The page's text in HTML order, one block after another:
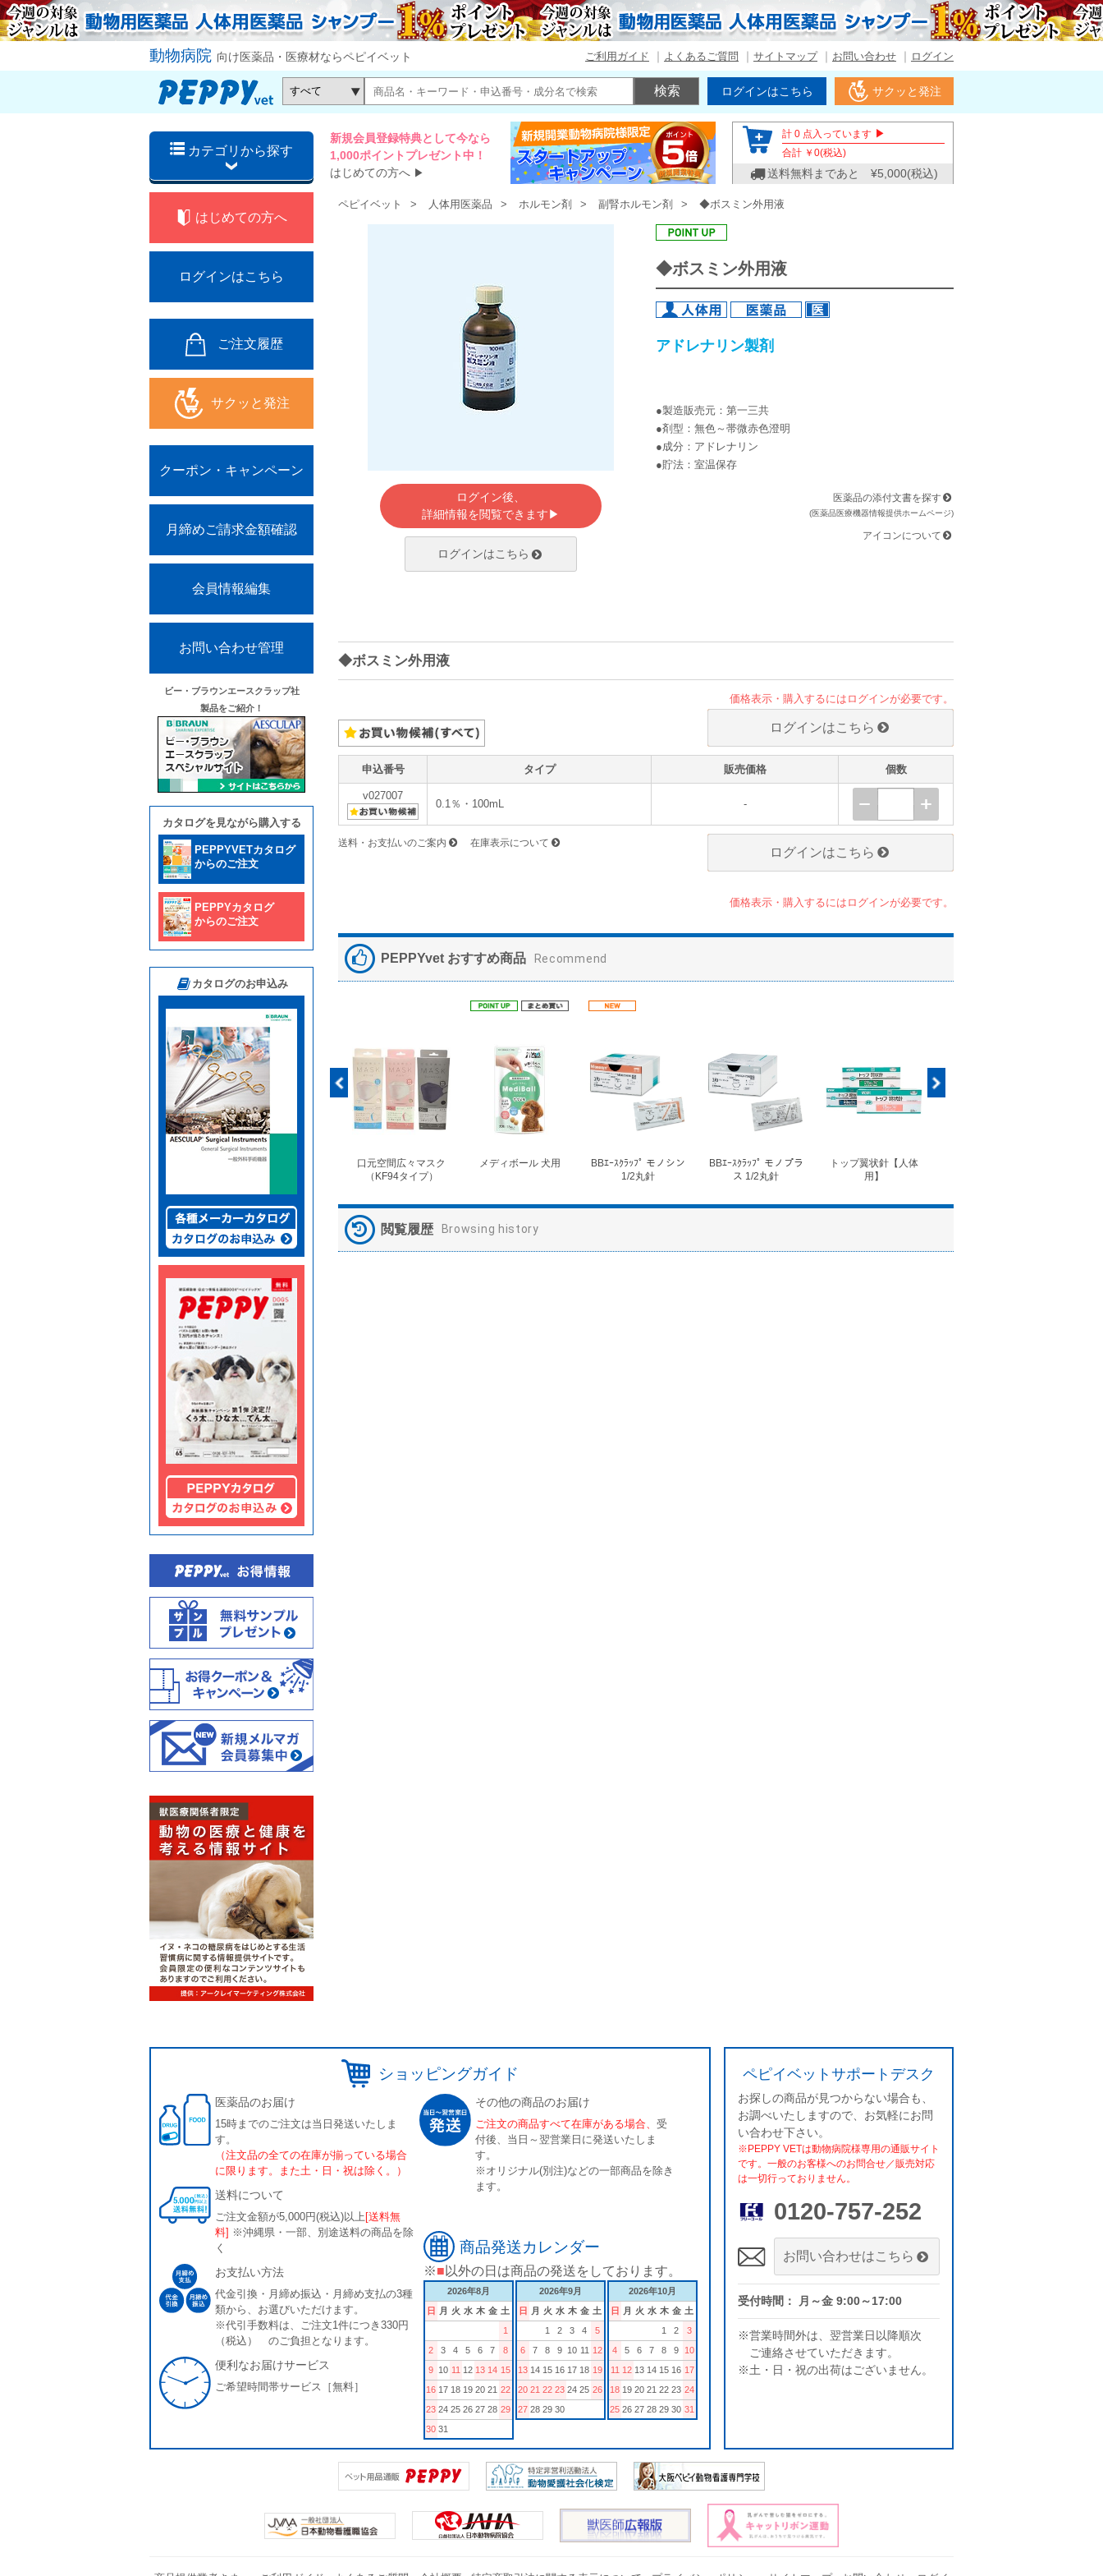
動物病院 向け医薬品・医療材ならペピイベット ご利用ガイド よくあるご質問 サイトマップ お問い合わせ ログイン
ログインはこちら サクッと発注
カテゴリから探す
新規会員登録特典として今なら
1,000ポイントプレゼント中！
はじめての方へ ▶
計 0 点入っています ▶
合計 ￥ 0(税込)
送料無料まであと ¥5,000(税込)
はじめての方へ
ログインはこちら
ご注文履歴
サクッと発注
クーポン・キャンペーン
月締めご請求金額確認
会員情報編集
お問い合わせ管理
ビー・ブラウンエースクラップ社
製品をご紹介！
カタログを見ながら購入する
PEPPYVETカタログ
からのご注文
PEPPYカタログ
からのご注文
カタログのお申込み
ペピイベット 人体用医薬品 ホルモン剤 副腎ホルモン剤 ◆ボスミン外用液
ログイン後、
詳細情報を閲覧できます▶
ログインはこちら
◆ボスミン外用液
アドレナリン製剤
●製造販売元：第一三共
●剤型：無色～帯微赤色澄明
●成分：アドレナリン
●貯法：室温保存
医薬品の添付文書を探す
(医薬品医療機器情報提供ホームページ)
アイコンについて
◆ボスミン外用液
価格表示・購入するにはログインが必要です。
ログインはこちら
申込番号 タイプ 販売価格 個数
v027007
0.1％・100mL -
送料・お支払いのご案内 在庫表示について
ログインはこちら
価格表示・購入するにはログインが必要です。
PEPPYvet おすすめ商品 Recommend
ペピイマジカルシーツ
口元空間広々マスク
（KF94タイプ）
メディボール 犬用
BBｴｰｽｸﾗｯﾌﾟ モノシン
1/2丸針
BBｴｰｽｸﾗｯﾌﾟ モノプラ
ス 1/2丸針
トップ翼状針【人体
用】
閲覧履歴 Browsing history
ショッピングガイド
医薬品のお届け
15時までのご注文は当日発送いたしま
す。
（注文品の全ての在庫が揃っている場合
に限ります。また土・日・祝は除く。）
送料について
ご注文金額が5,000円(税込)以上 [送料無
料] ※沖縄県・一部、別途送料の商品を除
く
お支払い方法
代金引換・月締め振込・月締め支払の3種
類から、お選びいただけます。
※代引手数料は、ご注文1件につき330円
（税込） のご負担となります。
便利なお届けサービス
ご希望時間帯サービス［無料］
その他の商品のお届け
ご注文の商品すべて在庫がある場合、 受
付後、当日～翌営業日に発送いたしま
す。
※オリジナル(別注)などの一部商品を除き
ます。
商品発送カレンダー
※■以外の日は商品の発送をしております。
2026年8月
日 月 火 水 木 金 土
1
2
3 4 5 6 7
8
9 10 11 12 13 14 15
16 17 18 19 20 21 22
23 24 25 26 27 28 29
30 31
2026年9月
日 月 火 水 木 金 土
1
2 3 4
5
6
7 8 9 10 11 12
13 14 15 16 17 18 19
20 21 22 23 24 25 26
27 28 29 30
2026年10月
日 月 火 水 木 金 土
1
2
3
4
5 6 7 8 9
10
11 12 13 14 15 16 17
18 19 20 21 22 23 24
25 26 27 28 29 30 31
ペピイベットサポートデスク
お探しの商品が見つからない場合も、
お調べいたしますので、お気軽にお問
い合わせ下さい。
※PEPPY VETは動物病院様専用の通販サイト
です。一般のお客様へのお問合せ／販売対応
は一切行っておりません。
0120-757-252
お問い合わせはこちら
受付時間： 月～金 9:00～17:00
※営業時間外は、翌営業日以降順次
ご連絡させていただきます。
※土・日・祝の出荷はございません。